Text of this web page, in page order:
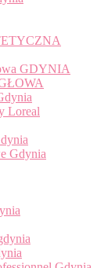
GDYNIA
Loreal
Gdynia